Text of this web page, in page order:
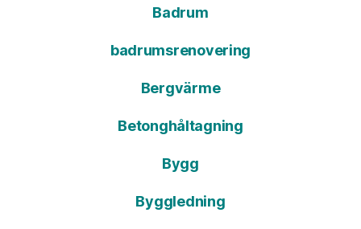
Badrum
badrumsrenovering
Bergvärme
Betonghåltagning
Bygg
Byggledning